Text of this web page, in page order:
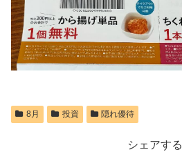
8月 投資 隠れ優待
シェアする